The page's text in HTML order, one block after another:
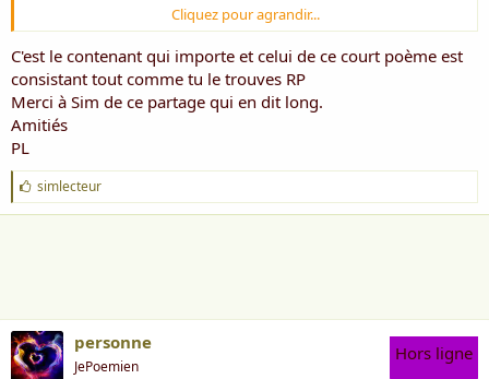
RP
Cliquez pour agrandir...
C'est le contenant qui importe et celui de ce court poème est
consistant tout comme tu le trouves RP
Merci à Sim de ce partage qui en dit long.
Amitiés
PL
J
'
a
simlecteur
personne
JePoemien
Hors ligne